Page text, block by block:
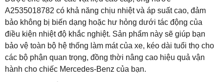
A2535018782 có khả năng chịu nhiệt và áp suất cao, đảm
bảo không bị biến dạng hoặc hư hỏng dưới tác động của
điều kiện nhiệt độ khắc nghiệt. Sản phẩm này sẽ giúp bạn
bảo vệ toàn bộ hệ thống làm mát của xe, kéo dài tuổi thọ cho
các bộ phận quan trọng, đồng thời nâng cao hiệu quả vận
hành cho chiếc Mercedes-Benz của bạn.